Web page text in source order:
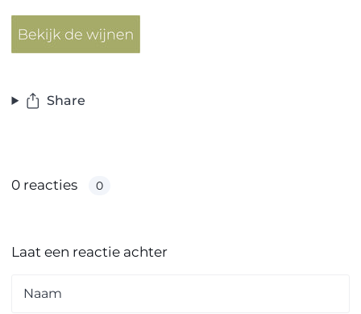
Share
0 reacties 0
Laat een reactie achter